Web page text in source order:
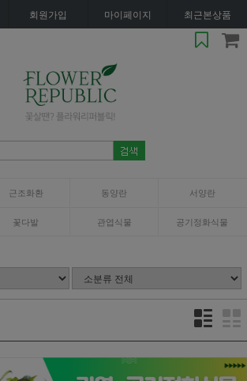
회원가입 마이페이지 최근본상품
근조화환 동양란 서양란
꽃다발 관엽식물 공기정화식물